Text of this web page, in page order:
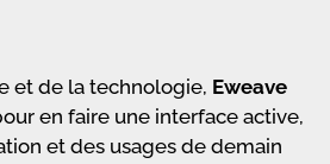
et de la technologie, Eweave
en faire une interface active,
et des usages de demain